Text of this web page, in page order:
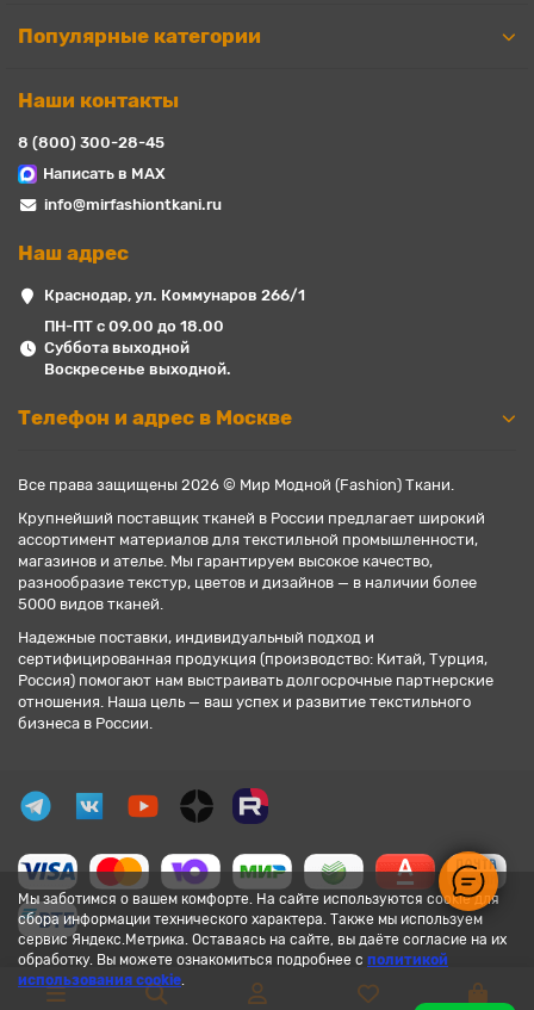
Мы заботимся о вашем комфорте. На сайте используются cookie для
сбора информации технического характера. Также мы используем
сервис Яндекс.Метрика. Оставаясь на сайте, вы даёте согласие на их
обработку. Вы можете ознакомиться подробнее с политикой
использования cookie.
Популярные категории
Наши контакты
8 (800) 300-28-45
Написать в MAX
info@mirfashiontkani.ru
Наш адрес
Краснодар, ул. Коммунаров 266/1
ПН-ПТ с 09.00 до 18.00
Суббота выходной
Воскресенье выходной.
Телефон и адрес в Москве
Все права защищены 2026 © Мир Модной (Fashion) Ткани.
Крупнейший поставщик тканей в России предлагает широкий
ассортимент материалов для текстильной промышленности,
магазинов и ателье. Мы гарантируем высокое качество,
разнообразие текстур, цветов и дизайнов — в наличии более
5000 видов тканей.
Надежные поставки, индивидуальный подход и
сертифицированная продукция (производство: Китай, Турция,
Россия) помогают нам выстраивать долгосрочные партнерские
отношения. Наша цель — ваш успех и развитие текстильного
бизнеса в России.